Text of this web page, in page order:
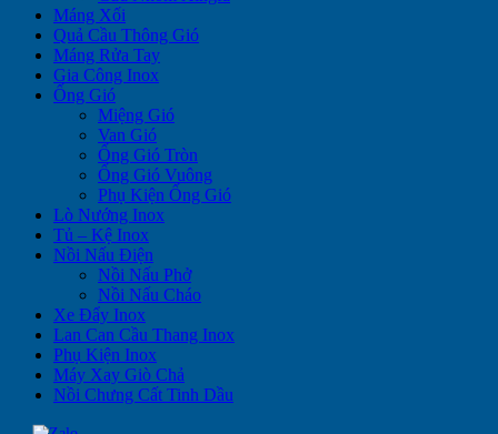
Máng Xối
Quả Cầu Thông Gió
Máng Rửa Tay
Gia Công Inox
Ống Gió
Miệng Gió
Van Gió
Ống Gió Tròn
Ống Gió Vuông
Phụ Kiện Ống Gió
Lò Nướng Inox
Tủ – Kệ Inox
Nồi Nấu Điện
Nồi Nấu Phở
Nồi Nấu Cháo
Xe Đẩy Inox
Lan Can Cầu Thang Inox
Phụ Kiện Inox
Máy Xay Giò Chả
Nồi Chưng Cất Tinh Dầu